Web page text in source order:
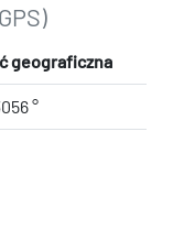
geograficzna
°